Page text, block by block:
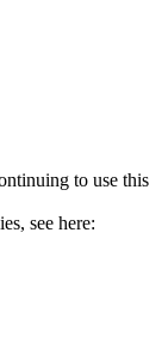
to use this
see here: